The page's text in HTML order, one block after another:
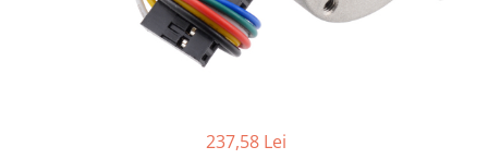
Convertor nivel logic
237,58 Lei